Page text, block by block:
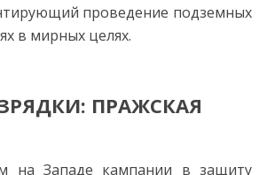
проведение подземных
в мирных целях.
ПРАЖСКАЯ
на Западе кампании в защиту